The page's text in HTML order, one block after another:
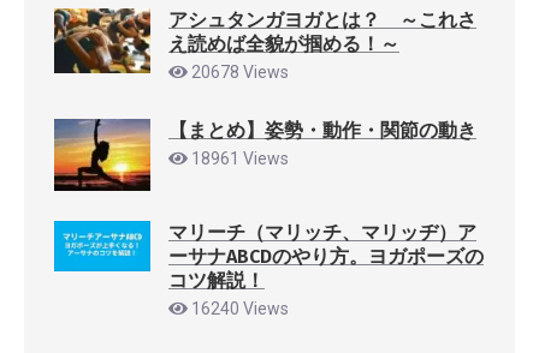
アシュタンガヨガとは？ ～これさ
え読めば全貌が掴める！～
20678 Views
【まとめ】姿勢・動作・関節の動き
18961 Views
マリーチ（マリッチ、マリッヂ）ア
ーサナABCDのやり方。ヨガポーズの
コツ解説！
16240 Views